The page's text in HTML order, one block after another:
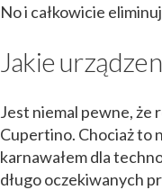
No i całkowicie
Jakie
Jest niemal pewne, że
Cupertino. Chociaż to
karnawałem dla
długo oczekiwanych